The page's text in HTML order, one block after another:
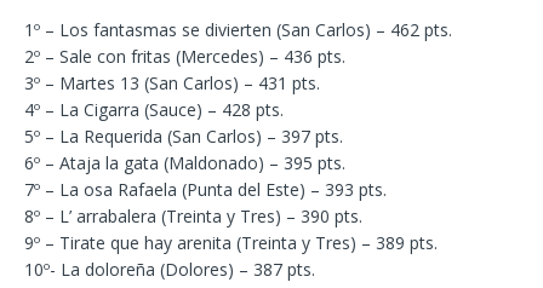
1º – Los fantasmas se divierten (San Carlos) – 462 pts.
2º – Sale con fritas (Mercedes) – 436 pts.
3º – Martes 13 (San Carlos) – 431 pts.
4º – La Cigarra (Sauce) – 428 pts.
5º – La Requerida (San Carlos) – 397 pts.
6º – Ataja la gata (Maldonado) – 395 pts.
7º – La osa Rafaela (Punta del Este) – 393 pts.
8º – L’ arrabalera (Treinta y Tres) – 390 pts.
9º – Tirate que hay arenita (Treinta y Tres) – 389 pts.
10º- La doloreña (Dolores) – 387 pts.